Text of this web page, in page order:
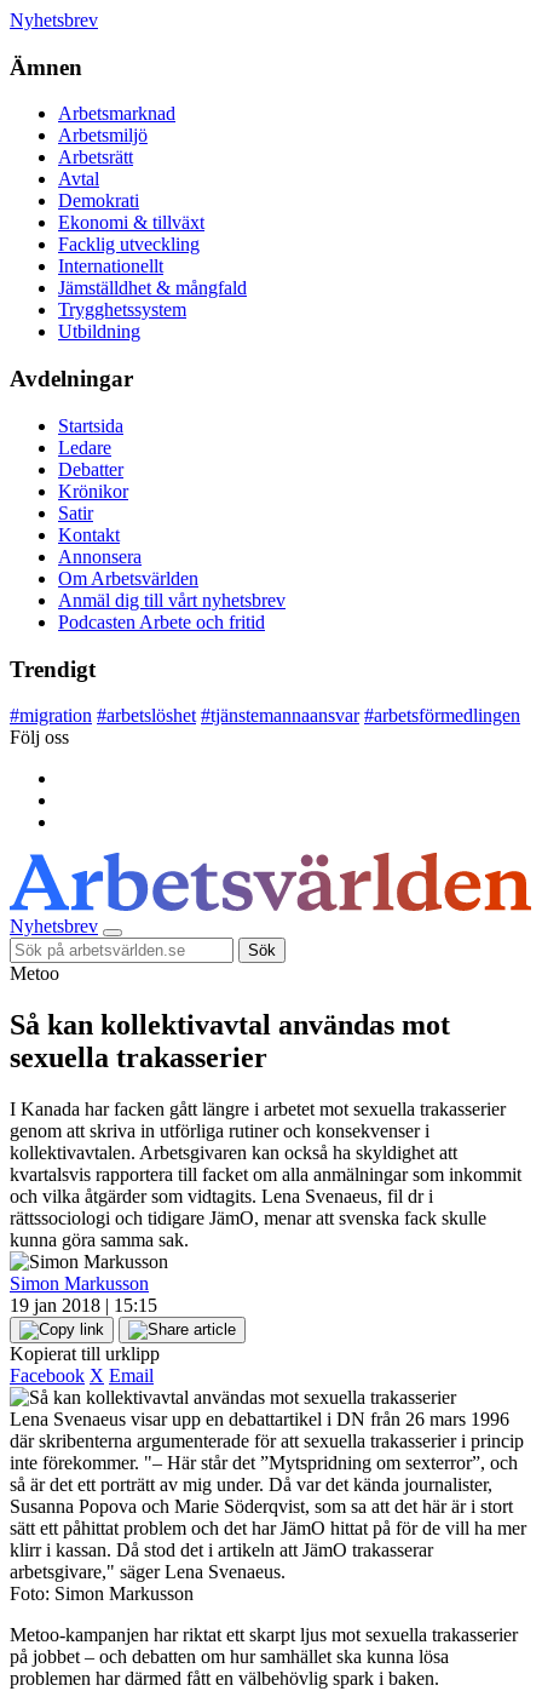
Nyhetsbrev
Ämnen
Arbetsmarknad
Arbetsmiljö
Arbetsrätt
Avtal
Demokrati
Ekonomi & tillväxt
Facklig utveckling
Internationellt
Jämställdhet & mångfald
Trygghetssystem
Utbildning
Avdelningar
Startsida
Ledare
Debatter
Krönikor
Satir
Kontakt
Annonsera
Om Arbetsvärlden
Anmäl dig till vårt nyhetsbrev
Podcasten Arbete och fritid
Trendigt
#migration #arbetslöshet #tjänstemannaansvar #arbetsförmedlingen
Följ oss
Nyhetsbrev
Sök
Metoo
Så kan kollektivavtal användas mot
sexuella trakasserier
I Kanada har facken gått längre i arbetet mot sexuella trakasserier
genom att skriva in utförliga rutiner och konsekvenser i
kollektivavtalen. Arbetsgivaren kan också ha skyldighet att
kvartalsvis rapportera till facket om alla anmälningar som inkommit
och vilka åtgärder som vidtagits. Lena Svenaeus, fil dr i
rättssociologi och tidigare JämO, menar att svenska fack skulle
kunna göra samma sak.
Simon Markusson
19 jan 2018 | 15:15
Kopierat till urklipp
Facebook X Email
Lena Svenaeus visar upp en debattartikel i DN från 26 mars 1996
där skribenterna argumenterade för att sexuella trakasserier i princip
inte förekommer. "– Här står det ”Mytspridning om sexterror”, och
så är det ett porträtt av mig under. Då var det kända journalister,
Susanna Popova och Marie Söderqvist, som sa att det här är i stort
sätt ett påhittat problem och det har JämO hittat på för de vill ha mer
klirr i kassan. Då stod det i artikeln att JämO trakasserar
arbetsgivare," säger Lena Svenaeus.
Foto: Simon Markusson
Metoo-kampanjen har riktat ett skarpt ljus mot sexuella trakasserier
på jobbet – och debatten om hur samhället ska kunna lösa
problemen har därmed fått en välbehövlig spark i baken.